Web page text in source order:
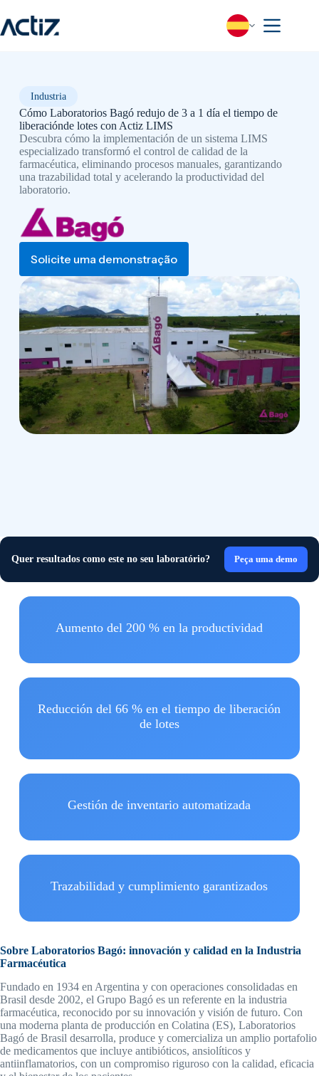
al
contenido
Industria
Cómo Laboratorios Bagó redujo de 3 a 1 día el tiempo de
liberaciónde lotes con Actiz LIMS
Descubra cómo la implementación de un sistema LIMS
especializado transformó el control de calidad de la
farmacéutica, eliminando procesos manuales, garantizando
una trazabilidad total y acelerando la productividad del
laboratorio.
Solicite uma demonstração
Quer resultados como este no seu laboratório? Peça uma demo
Aumento del 200 % en la productividad
Reducción del 66 % en el tiempo de liberación
de lotes
Gestión de inventario automatizada
Trazabilidad y cumplimiento garantizados
Sobre Laboratorios Bagó: innovación y calidad en la Industria
Farmacéutica
Fundado en 1934 en Argentina y con operaciones consolidadas en
Brasil desde 2002, el Grupo Bagó es un referente en la industria
farmacéutica, reconocido por su innovación y visión de futuro. Con
una moderna planta de producción en Colatina (ES), Laboratorios
Bagó de Brasil desarrolla, produce y comercializa un amplio portafolio
de medicamentos que incluye antibióticos, ansiolíticos y
antiinflamatorios, con un compromiso riguroso con la calidad, eficacia